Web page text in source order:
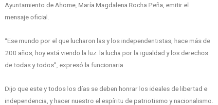
Ayuntamiento de Ahome, María Magdalena Rocha Peña, emitir el
mensaje oficial.
“Ese mundo por el que lucharon las y los independentistas, hace más de
200 años, hoy está viendo la luz: la lucha por la igualdad y los derechos
de todas y todos”, expresó la funcionaria.
Dijo que este y todos los días se deben honrar los ideales de libertad e
independencia, y hacer nuestro el espíritu de patriotismo y nacionalismo.